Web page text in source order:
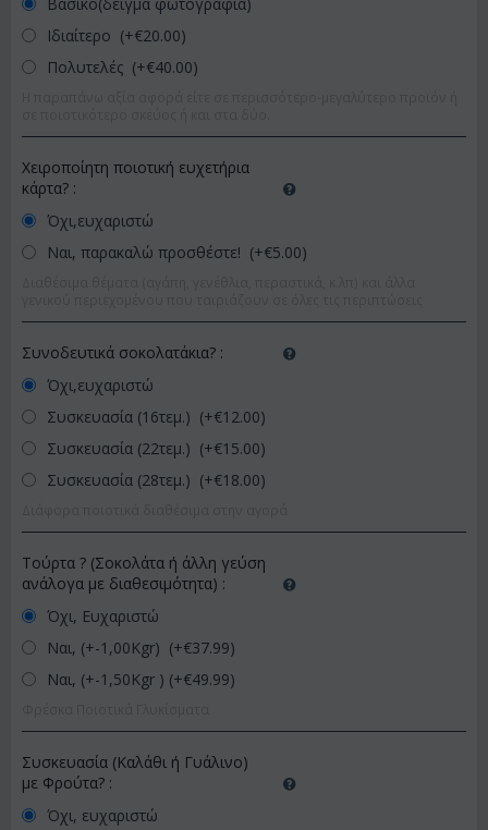
Ιδιαίτερο (+€20.00)
Πολυτελές (+€40.00)
Χειροποίητη ποιοτική ευχετήρια
κάρτα? :
Όχι,ευχαριστώ
Ναι, παρακαλώ προσθέστε! (+€5.00)
Συνοδευτικά σοκολατάκια? :
Όχι,ευχαριστώ
Συσκευασία (16τεμ.) (+€12.00)
Συσκευασία (22τεμ.) (+€15.00)
Συσκευασία (28τεμ.) (+€18.00)
Τούρτα ? (Σοκολάτα ή άλλη γεύση
ανάλογα με διαθεσιμότητα) :
Όχι, Ευχαριστώ
Ναι, (+-1,00Kgr) (+€37.99)
Ναι, (+-1,50Kgr ) (+€49.99)
Συσκευασία (Καλάθι ή Γυάλινο)
με Φρούτα? :
Όχι, ευχαριστώ